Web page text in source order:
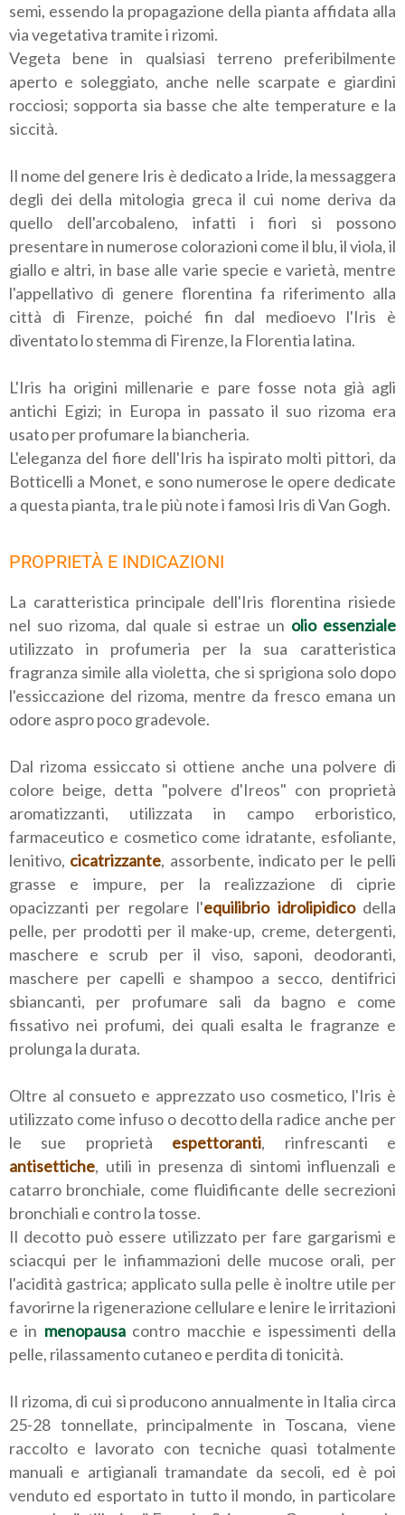
semi, essendo la propagazione della pianta affidata alla
via vegetativa tramite i rizomi.
Vegeta bene in qualsiasi terreno preferibilmente
aperto e soleggiato, anche nelle scarpate e giardini
rocciosi; sopporta sia basse che alte temperature e la
siccità.
Il nome del genere Iris è dedicato a Iride, la messaggera
degli dei della mitologia greca il cui nome deriva da
quello dell'arcobaleno, infatti i fiori si possono
presentare in numerose colorazioni come il blu, il viola, il
giallo e altri, in base alle varie specie e varietà, mentre
l'appellativo di genere florentina fa riferimento alla
città di Firenze, poiché fin dal medioevo l'Iris è
diventato lo stemma di Firenze, la Florentia latina.
L'Iris ha origini millenarie e pare fosse nota già agli
antichi Egizi; in Europa in passato il suo rizoma era
usato per profumare la biancheria.
L'eleganza del fiore dell'Iris ha ispirato molti pittori, da
Botticelli a Monet, e sono numerose le opere dedicate
a questa pianta, tra le più note i famosi Iris di Van Gogh.
PROPRIETÀ E INDICAZIONI
La caratteristica principale dell'Iris florentina risiede
nel suo rizoma, dal quale si estrae un olio essenziale
utilizzato in profumeria per la sua caratteristica
fragranza simile alla violetta, che si sprigiona solo dopo
l'essiccazione del rizoma, mentre da fresco emana un
odore aspro poco gradevole.
Dal rizoma essiccato si ottiene anche una polvere di
colore beige, detta "polvere d'Ireos" con proprietà
aromatizzanti, utilizzata in campo erboristico,
farmaceutico e cosmetico come idratante, esfoliante,
lenitivo, cicatrizzante, assorbente, indicato per le pelli
grasse e impure, per la realizzazione di ciprie
opacizzanti per regolare l'equilibrio idrolipidicodella
pelle, per prodotti per il make-up, creme, detergenti,
maschere e scrub per il viso, saponi, deodoranti,
maschere per capelli e shampoo a secco, dentifrici
sbiancanti, per profumare sali da bagno e come
fissativo nei profumi, dei quali esalta le fragranze e
prolunga la durata.
Oltre al consueto e apprezzato uso cosmetico, l'Iris è
utilizzato come infuso o decotto della radice anche per
le sue proprietà espettoranti, rinfrescanti e
antisettiche, utili in presenza di sintomi influenzali e
catarro bronchiale, come fluidificante delle secrezioni
bronchiali e contro la tosse.
Il decotto può essere utilizzato per fare gargarismi e
sciacqui per le infiammazioni delle mucose orali, per
l'acidità gastrica; applicato sulla pelle è inoltre utile per
favorirne la rigenerazione cellulare e lenire le irritazioni
e in menopausacontro macchie e ispessimenti della
pelle, rilassamento cutaneo e perdita di tonicità.
Il rizoma, di cui si producono annualmente in Italia circa
25-28 tonnellate, principalmente in Toscana, viene
raccolto e lavorato con tecniche quasi totalmente
manuali e artigianali tramandate da secoli, ed è poi
venduto ed esportato in tutto il mondo, in particolare